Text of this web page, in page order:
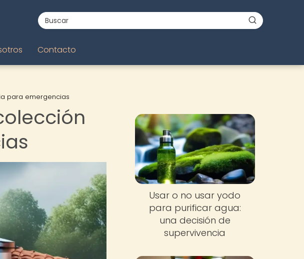
Contacto
para emergencias
Usar o no usar yodo
para purificar agua:
una decisión de
supervivencia